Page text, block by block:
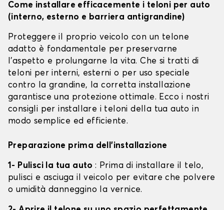
Come installare efficacemente i teloni per auto
(interno, esterno e barriera antigrandine)
Proteggere il proprio veicolo con un telone
adatto è fondamentale per preservarne
l'aspetto e prolungarne la vita. Che si tratti di
teloni per interni, esterni o per uso speciale
contro la grandine, la corretta installazione
garantisce una protezione ottimale. Ecco i nostri
consigli per installare i teloni della tua auto in
modo semplice ed efficiente.
Preparazione prima dell'installazione
1- Pulisci la tua auto: Prima di installare il telo,
pulisci e asciuga il veicolo per evitare che polvere
o umidità danneggino la vernice.